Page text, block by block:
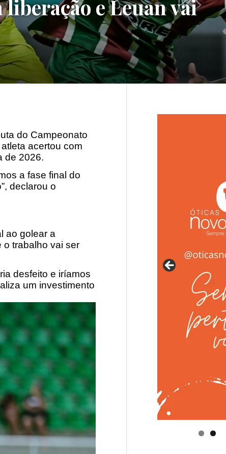
e Leuan vai
do Campeonato
acertou com
de 2026.
a fase final do
declarou o
ao golear a
o trabalho vai ser
desfeito e iríamos
um investimento